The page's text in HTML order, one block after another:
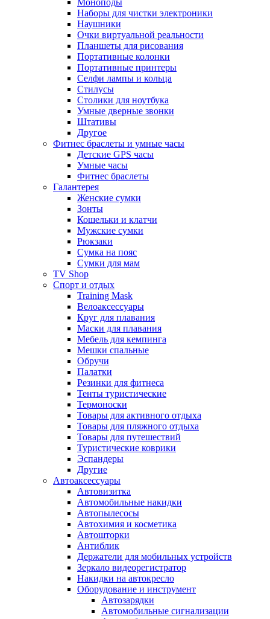
Моноподы
Наборы для чистки электроники
Наушники
Очки виртуальной реальности
Планшеты для рисования
Портативные колонки
Портативные принтеры
Селфи лампы и кольца
Стилусы
Столики для ноутбука
Умные дверные звонки
Штативы
Другое
Фитнес браслеты и умные часы
Детские GPS часы
Умные часы
Фитнес браслеты
Галантерея
Женские сумки
Зонты
Кошельки и клатчи
Мужские сумки
Рюкзаки
Сумка на пояс
Сумки для мам
TV Shop
Спорт и отдых
Training Mask
Велоаксессуары
Круг для плавания
Маски для плавания
Мебель для кемпинга
Мешки спальные
Обручи
Палатки
Резинки для фитнеса
Тенты туристические
Термоноски
Товары для активного отдыха
Товары для пляжного отдыха
Товары для путешествий
Туристические коврики
Эспандеры
Другие
Автоаксессуары
Автовизитка
Автомобильные накидки
Автопылесосы
Автохимия и косметика
Автошторки
Антиблик
Держатели для мобильных устройств
Зеркало видеорегистратор
Накидки на автокресло
Оборудование и инструмент
Автозарядки
Автомобильные сигнализации